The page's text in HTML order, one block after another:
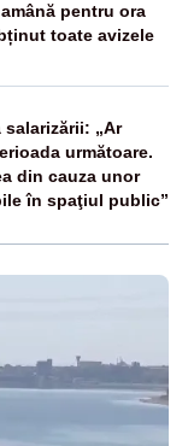
pentru ora
toate avizele
„Ar
următoare.
din cauza unor
în spaţiul public”